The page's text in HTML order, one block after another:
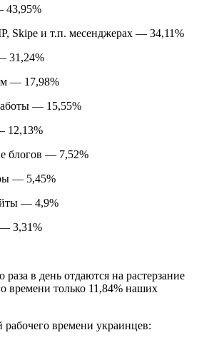
43,95%
Skipe и т.п. месенджерах — 34,11%
31,24%
— 17,98%
— 15,55%
12,13%
блогов — 7,52%
— 5,45%
— 4,9%
— 3,31%
в день отдаются на растерзание
времени только 11,84% наших
времени украинцев: